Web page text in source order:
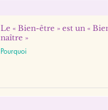
Le « Bien-être » est un « Bien
naître »
Pourquoi